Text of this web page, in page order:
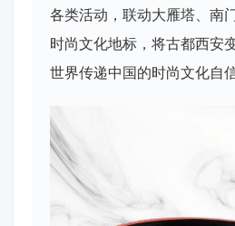
各类活动，联动大雁塔、南
时尚文化地标，将古都西安
世界传递中国的时尚文化自信